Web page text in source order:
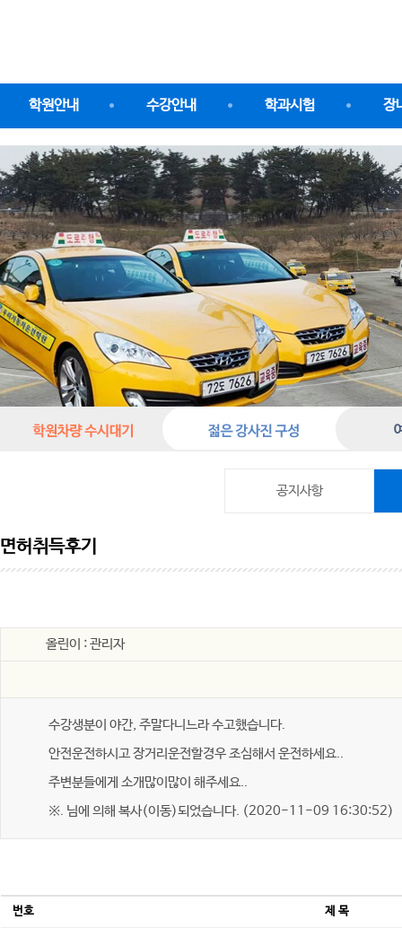
학원안내 수강안내 학과시험 장
공지사항
면허취득후기
올린이 : 관리자
수강생분이 야간, 주말다니느라 수고했습니다.
안전운전하시고 장거리운전할경우 조심해서 운전하세요..
주변분들에게 소개많이많이 해주세요..
※. 님에 의해 복사(이동)되었습니다. (2020-11-09 16:30:52)
번호 제 목